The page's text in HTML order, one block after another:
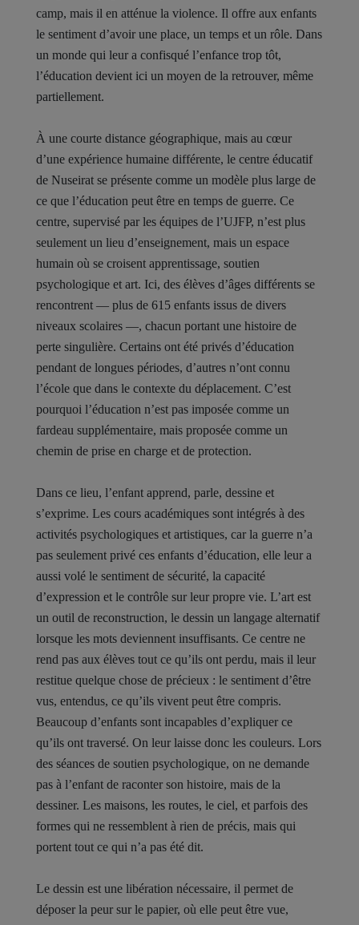
camp, mais il en atténue la violence. Il offre aux enfants
le sentiment d’avoir une place, un temps et un rôle. Dans
un monde qui leur a confisqué l’enfance trop tôt,
l’éducation devient ici un moyen de la retrouver, même
partiellement.
À une courte distance géographique, mais au cœur
d’une expérience humaine différente, le centre éducatif
de Nuseirat se présente comme un modèle plus large de
ce que l’éducation peut être en temps de guerre. Ce
centre, supervisé par les équipes de l’UJFP, n’est plus
seulement un lieu d’enseignement, mais un espace
humain où se croisent apprentissage, soutien
psychologique et art. Ici, des élèves d’âges différents se
rencontrent — plus de 615 enfants issus de divers
niveaux scolaires —, chacun portant une histoire de
perte singulière. Certains ont été privés d’éducation
pendant de longues périodes, d’autres n’ont connu
l’école que dans le contexte du déplacement. C’est
pourquoi l’éducation n’est pas imposée comme un
fardeau supplémentaire, mais proposée comme un
chemin de prise en charge et de protection.
Dans ce lieu, l’enfant apprend, parle, dessine et
s’exprime. Les cours académiques sont intégrés à des
activités psychologiques et artistiques, car la guerre n’a
pas seulement privé ces enfants d’éducation, elle leur a
aussi volé le sentiment de sécurité, la capacité
d’expression et le contrôle sur leur propre vie. L’art est
un outil de reconstruction, le dessin un langage alternatif
lorsque les mots deviennent insuffisants. Ce centre ne
rend pas aux élèves tout ce qu’ils ont perdu, mais il leur
restitue quelque chose de précieux : le sentiment d’être
vus, entendus, ce qu’ils vivent peut être compris.
Beaucoup d’enfants sont incapables d’expliquer ce
qu’ils ont traversé. On leur laisse donc les couleurs. Lors
des séances de soutien psychologique, on ne demande
pas à l’enfant de raconter son histoire, mais de la
dessiner. Les maisons, les routes, le ciel, et parfois des
formes qui ne ressemblent à rien de précis, mais qui
portent tout ce qui n’a pas été dit.
Le dessin est une libération nécessaire, il permet de
déposer la peur sur le papier, où elle peut être vue,